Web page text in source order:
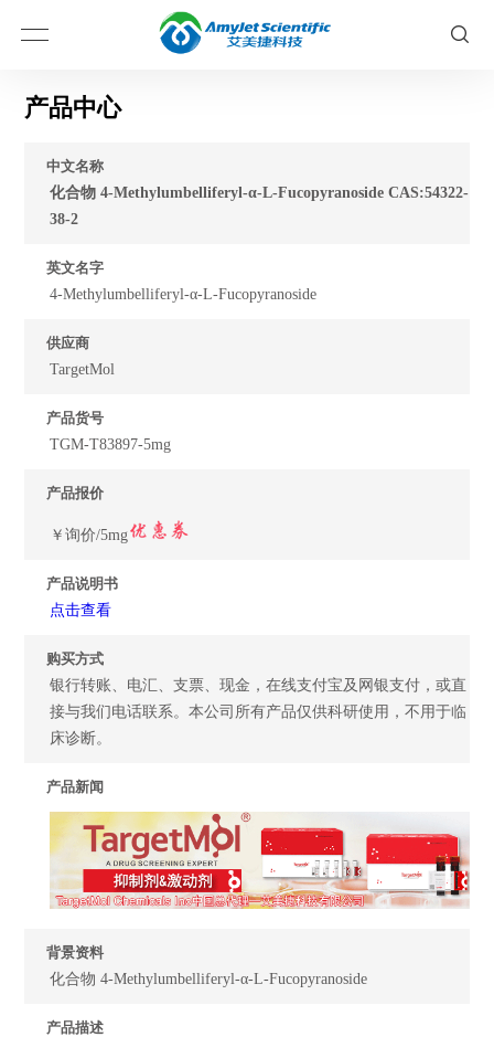
产品中心
中文名称
化合物 4-Methylumbelliferyl-α-L-Fucopyranoside CAS:54322-
38-2
英文名字
4-Methylumbelliferyl-α-L-Fucopyranoside
供应商
TargetMol
产品货号
TGM-T83897-5mg
产品报价
￥询价/5mg
产品说明书
点击查看
购买方式
银行转账、电汇、支票、现金，在线支付宝及网银支付，或直
接与我们电话联系。本公司所有产品仅供科研使用，不用于临
床诊断。
产品新闻
背景资料
化合物 4-Methylumbelliferyl-α-L-Fucopyranoside
产品描述